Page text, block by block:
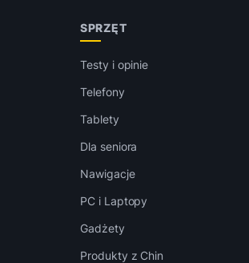
SPRZĘT
Testy i opinie
Telefony
Tablety
Dla seniora
Nawigacje
PC i Laptopy
Gadżety
Produkty z Chin